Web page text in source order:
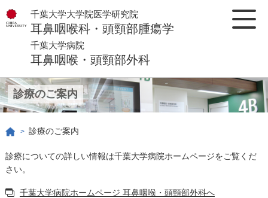
千葉大学大学院医学研究院
耳鼻咽喉科・頭頸部腫瘍学
千葉大学病院
耳鼻咽喉・頭頸部外科
診療のご案内
> 診療のご案内
診療についての詳しい情報は千葉大学病院ホームページをご覧くだ
さい。
千葉大学病院ホームページ 耳鼻咽喉・頭頸部外科へ